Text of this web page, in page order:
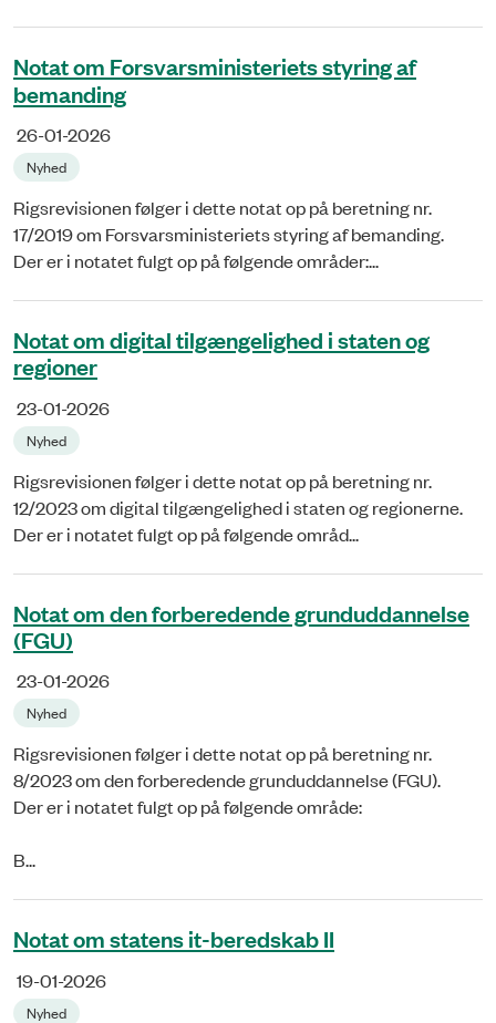
Notat om Forsvarsministeriets styring af
bemanding
26-01-2026
Nyhed
Rigsrevisionen følger i dette notat op på beretning nr.
17/2019 om Forsvarsministeriets styring af bemanding.
Der er i notatet fulgt op på følgende områder:...
Notat om digital tilgængelighed i staten og
regioner
23-01-2026
Nyhed
Rigsrevisionen følger i dette notat op på beretning nr.
12/2023 om digital tilgængelighed i staten og regionerne.
Der er i notatet fulgt op på følgende områd...
Notat om den forberedende grunduddannelse
(FGU)
23-01-2026
Nyhed
Rigsrevisionen følger i dette notat op på beretning nr.
8/2023 om den forberedende grunduddannelse (FGU).
Der er i notatet fulgt op på følgende område:
B...
Notat om statens it-beredskab II
19-01-2026
Nyhed